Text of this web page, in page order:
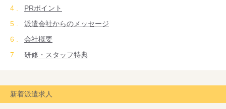
外国籍の方など、
・育児介護休業制度
・専門スタッフによる育児休業支援
・専門スタッフによる扶養内支援
PRポイント
派遣会社からのメッセージ
会社概要
研修・スタッフ特典
新着派遣求人